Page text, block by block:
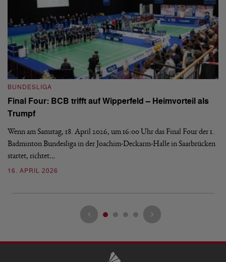
BUNDESLIGA
Final Four: BCB trifft auf Wipperfeld – Heimvorteil als
Trumpf
Wenn am Samstag, 18. April 2026, um 16:00 Uhr das Final Four der 1.
Badminton Bundesliga in der Joachim-Deckarm-Halle in Saarbrücken
startet, richtet…
16. APRIL 2026